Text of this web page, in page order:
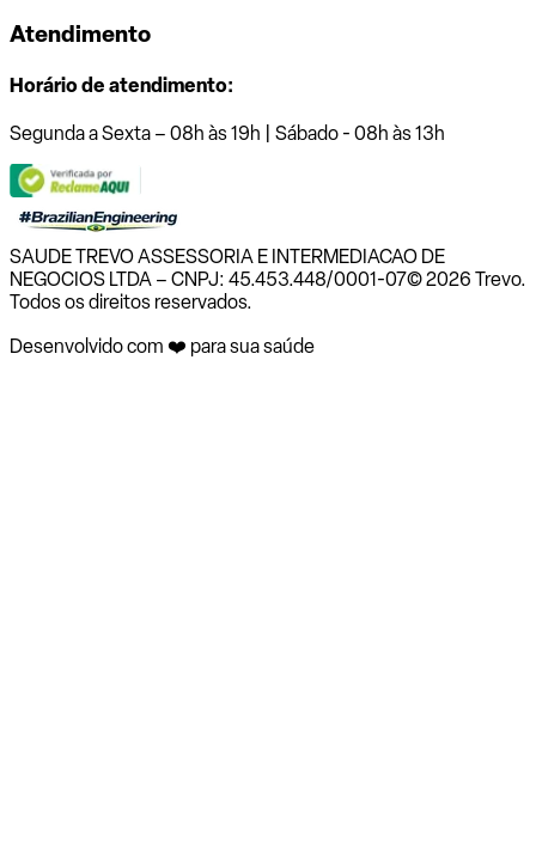
Atendimento
Horário de atendimento:
Segunda a Sexta – 08h às 19h | Sábado - 08h às 13h
SAUDE TREVO ASSESSORIA E INTERMEDIACAO DE
NEGOCIOS LTDA – CNPJ: 45.453.448/0001-07© 2026 Trevo.
Todos os direitos reservados.
Desenvolvido com ❤️ para sua saúde